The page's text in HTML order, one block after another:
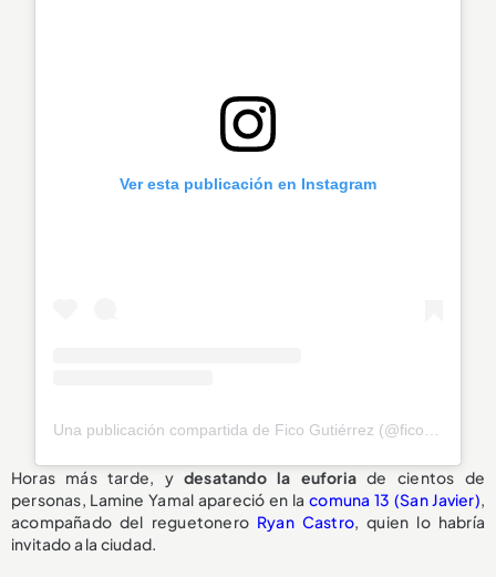
Ver esta publicación en Instagram
Una publicación compartida de Fico Gutiérrez (@ficogutierrez)
Horas más tarde, y desatando la euforiade cientos de
personas, Lamine Yamal apareció en lacomuna 13 (San Javier),
acompañado del reguetonero Ryan Castro, quien lo habría
invitado a la ciudad.